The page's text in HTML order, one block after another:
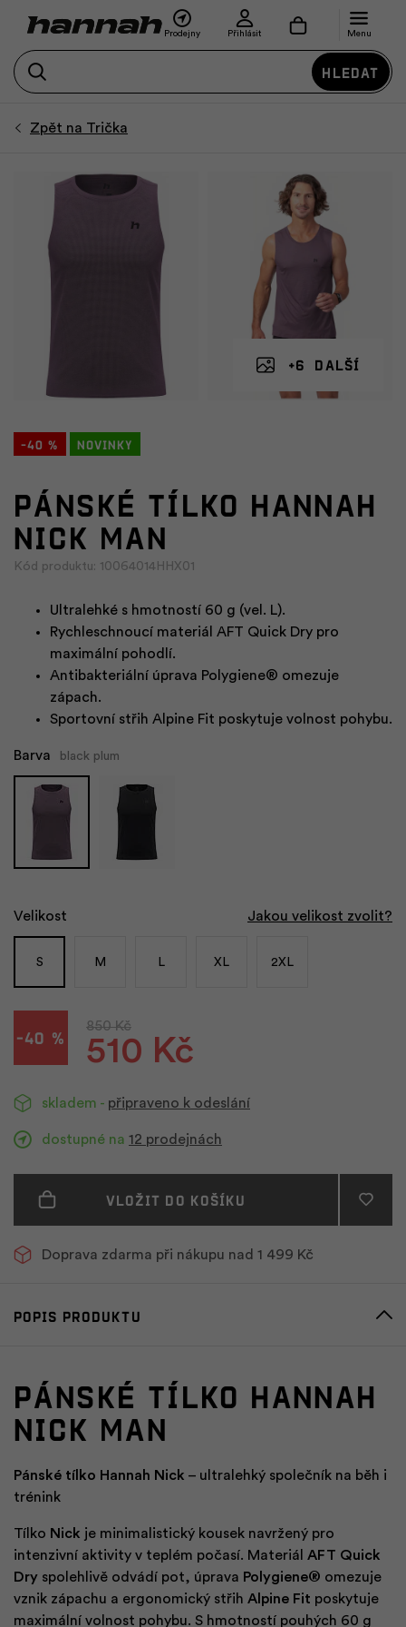
Hledat
Prodejny Přihlásit Menu
+6 další
-40 % Novinky
Pánské tílko HANNAH
NICK Man
Kód produktu: 10064014HHX01
Ultralehké s hmotností 60 g (vel. L).
Rychleschnoucí materiál AFT Quick Dry pro
maximální pohodlí.
Antibakteriální úprava Polygiene® omezuje
zápach.
Sportovní střih Alpine Fit poskytuje volnost pohybu.
Barva black plum
Velikost Jakou velikost zvolit?
S M L XL 2XL
-40 % 850 Kč
510 Kč
skladem - připraveno k odeslání
dostupné na 12 prodejnách
Vložit do košíku
Doprava zdarma při nákupu nad 1 499 Kč
Popis produktu
Pánské tílko HANNAH
NICK Man
Pánské tílko Hannah Nick – ultralehký společník na běh i
trénink
Tílko Nick je minimalistický kousek navržený pro
intenzivní aktivity v teplém počasí. Materiál AFT Quick
Dry spolehlivě odvádí pot, úprava Polygiene® omezuje
vznik zápachu a ergonomický střih Alpine Fit poskytuje
maximální volnost pohybu. S hmotností pouhých 60 g